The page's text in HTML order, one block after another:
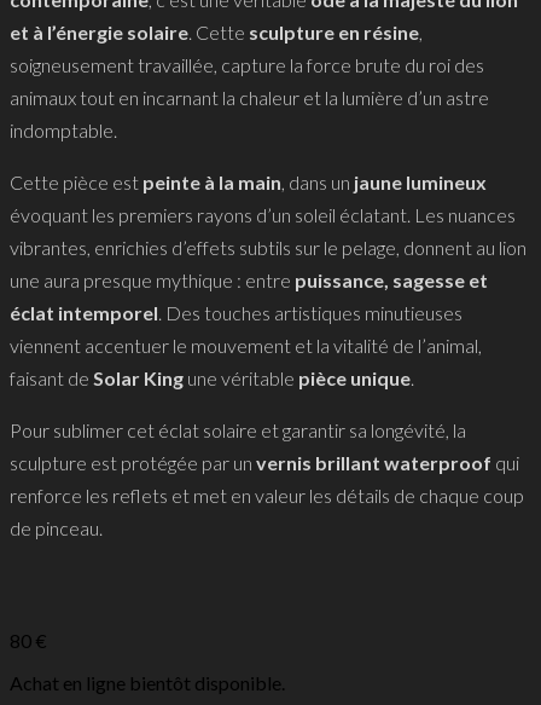
et à l’énergie solaire . Cette sculpture en résine
soigneusement travaillée, capture la force brute du roi des
animaux tout en incarnant la chaleur et la lumière d’un astre
indomptable.
Cette pièce est peinte à la main , dans un jaune lumineux
évoquant les premiers rayons d’un soleil éclatant. Les nuances
vibrantes, enrichies d’effets subtils sur le pelage, donnent au lion
une aura presque mythique : entre puissance, sagesse et
éclat intemporel . Des touches artistiques minutieuses
viennent accentuer le mouvement et la vitalité de l’animal,
faisant de Solar King une véritable pièce unique
Pour sublimer cet éclat solaire et garantir sa longévité, la
sculpture est protégée par un vernis brillant waterproof qui
renforce les reflets et met en valeur les détails de chaque coup
de pinceau.
80 €
Achat en ligne bientôt disponible.